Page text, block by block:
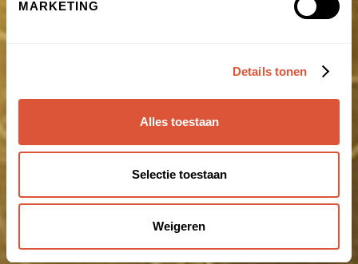
MARKETING
Details tonen
Alles toestaan
Selectie toestaan
Weigeren